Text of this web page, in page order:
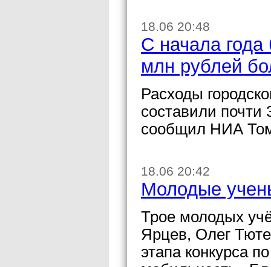
18.06 20:48
С начала
млн рублей
Расходы
составили
сообщил НИА
18.06 20:42
Молодые
Трое молодых
Ярцев, Олег
этапа конкурса